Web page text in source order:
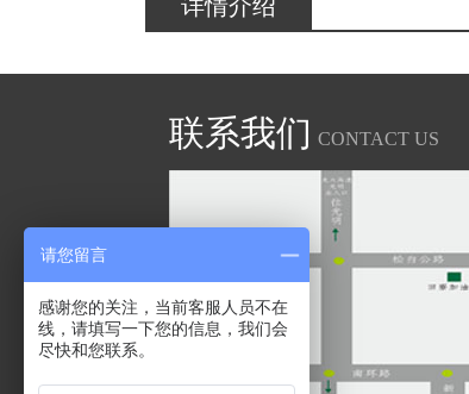
D:\wwwroot\artfairprinting.com\projectsshow.php
on line19
详情介绍
联系我们 CONTACT US
请您留言
感谢您的关注，当前客服人员不在
线，请填写一下您的信息，我们会
尽快和您联系。